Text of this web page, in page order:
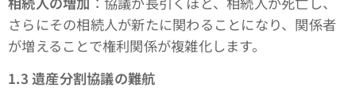
さらにその相続人が新たに関わることになり、関係者
が増えることで権利関係が複雑化します。
1.3 遺産分割協議の難航